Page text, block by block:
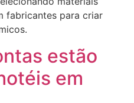
fabricantes para criar
estão
em